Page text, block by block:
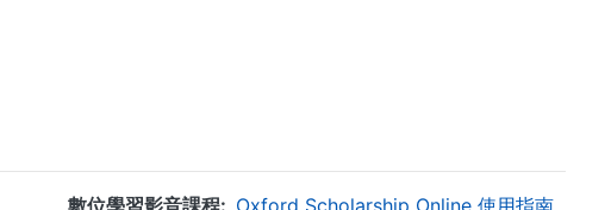
數位學習影音課程 Oxford Scholarship Online 使用指南